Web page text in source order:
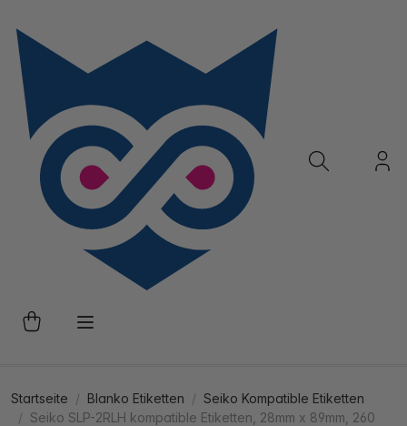
Startseite Blanko Etiketten
Seiko Kompatible Etiketten
Seiko SLP-2RLH kompatible Etiketten, 28mm x 89mm, 260